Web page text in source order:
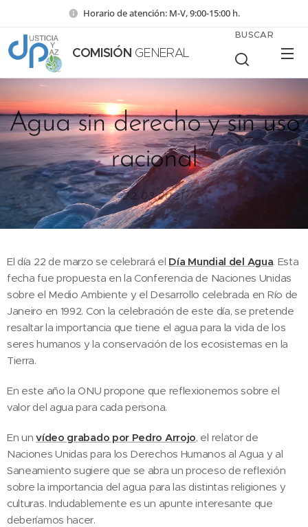
Horario de atención: M-V, 9:00-15:00 h.
COMISIÓN GENERAL
BUSCAR
Agua sin derecho y sin uso
racional
22.03.2021
El día 22 de marzo se celebrará el Día Mundial del Agua. Esta
fecha fue propuesta en la Conferencia de Naciones Unidas
sobre el Medio Ambiente y el Desarrollo celebrada en Río de
Janeiro en 1992. Con la celebración de este día, se pretende
resaltar la importancia que tiene el agua para la vida de los
seres humanos y la conservación de los ecosistemas en la
Tierra.
En este año la ONU propone que reflexionemos sobre el
valor del agua para cada persona.
En unvídeo grabado por Pedro Arrojo, el relator de
Naciones Unidas para los Derechos Humanos al Agua y al
Saneamiento sugiere que se abra un proceso de reflexión
sobre la importancia del agua para las distintas religiones y
culturas. Indudablemente es un apunte interesante que
deberíamos hacer.